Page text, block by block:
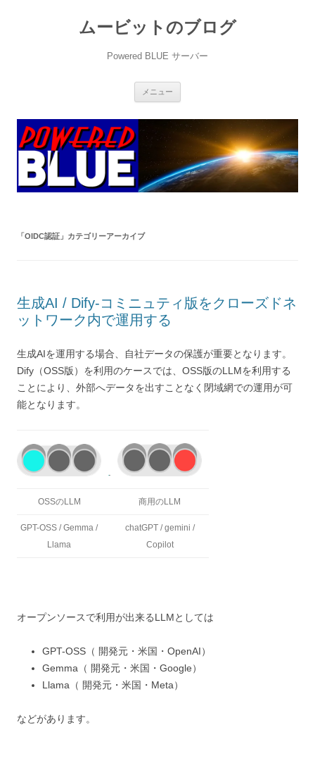
ムービットのブログ
Powered BLUE サーバー
メニュー
ツ
ッ
プ
「OIDC認証 」カテゴリーアーカイブ
生成AI / Dify-コミニュティ版をクローズドネ
ットワーク内で運用する
生成AIを運用する場合、自社データの保護が重要となります。
Dify（OSS版）を利用のケースでは、OSS版のLLMを利用する
ことにより、外部へデータを出すことなく閉域網での運用が可
能となります。
OSSのLLM 商用のLLM
GPT-OSS / Gemma /
Llama
chatGPT / gemini /
Copilot
オープンソースで利用が出来るLLMとしては
GPT-OSS（ 開発元・米国・OpenAI）
Gemma（ 開発元・米国・Google）
Llama（ 開発元・米国・Meta）
などがあります。